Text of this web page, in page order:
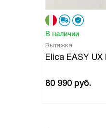
В наличии
Вытяжка
Elica EASY UX
80 990 руб.